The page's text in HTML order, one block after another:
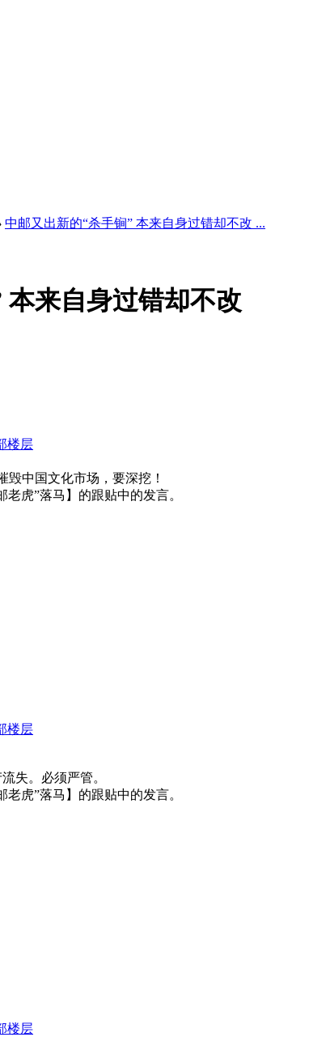
中邮又出新的“杀手锏” 本来自身过错却不改 ...
来自身过错却不改
楼层
中国文化市场，要深挖！
虎”落马】的跟贴中的发言。
楼层
失。必须严管。
虎”落马】的跟贴中的发言。
楼层